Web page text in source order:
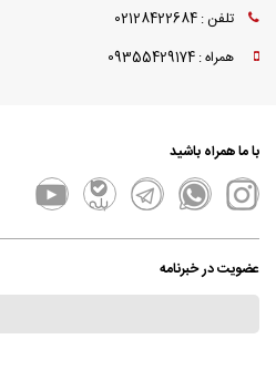
تلفن : 02128422684
همراه : 09355429174
با ما همراه باشید
عضویت در خبرنامه